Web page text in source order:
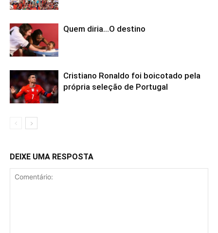
Quem diria…O destino
Cristiano Ronaldo foi boicotado pela
própria seleção de Portugal
DEIXE UMA RESPOSTA